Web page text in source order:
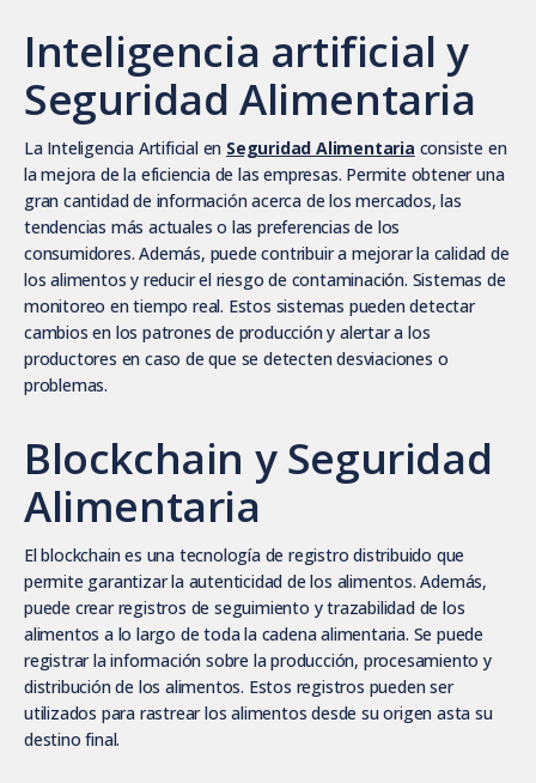
Inteligencia artificial y
Seguridad Alimentaria
La Inteligencia Artificial en Seguridad Alimentaria consiste en
la mejora de la eficiencia de las empresas. Permite obtener una
gran cantidad de información acerca de los mercados, las
tendencias más actuales o las preferencias de los
consumidores. Además, puede contribuir a mejorar la calidad de
los alimentos y reducir el riesgo de contaminación. Sistemas de
monitoreo en tiempo real. Estos sistemas pueden detectar
cambios en los patrones de producción y alertar a los
productores en caso de que se detecten desviaciones o
problemas.
Blockchain y Seguridad
Alimentaria
El blockchain es una tecnología de registro distribuido que
permite garantizar la autenticidad de los alimentos. Además,
puede crear registros de seguimiento y trazabilidad de los
alimentos a lo largo de toda la cadena alimentaria. Se puede
registrar la información sobre la producción, procesamiento y
distribución de los alimentos. Estos registros pueden ser
utilizados para rastrear los alimentos desde su origen asta su
destino final.